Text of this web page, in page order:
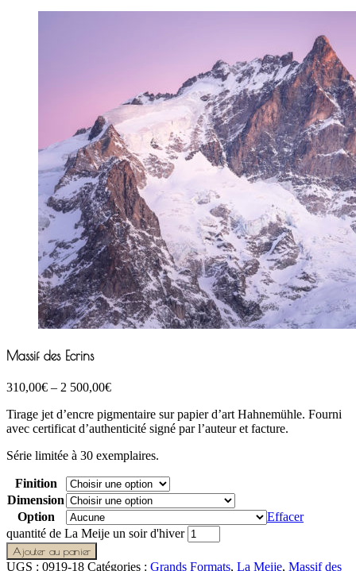
Massif des Ecrins
310,00€ – 2 500,00€
Tirage jet d’encre pigmentaire sur papier d’art Hahnemühle. Fourni
avec certificat d’authenticité signé par l’auteur et facture.
Série limitée à 30 exemplaires.
Finition
Dimension
Option
Effacer
quantité de La Meije un soir d'hiver
Ajouter au panier
UGS : 0919-18 Catégories : Grands Formats, La Meije, Massif des